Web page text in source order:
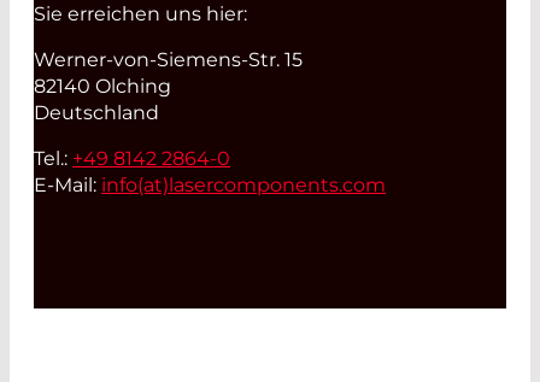
Sie erreichen uns hier:
Werner-von-Siemens-Str. 15
82140 Olching
Deutschland
Tel.: +49 8142 2864-0
E-Mail: info(at)lasercomponents.com